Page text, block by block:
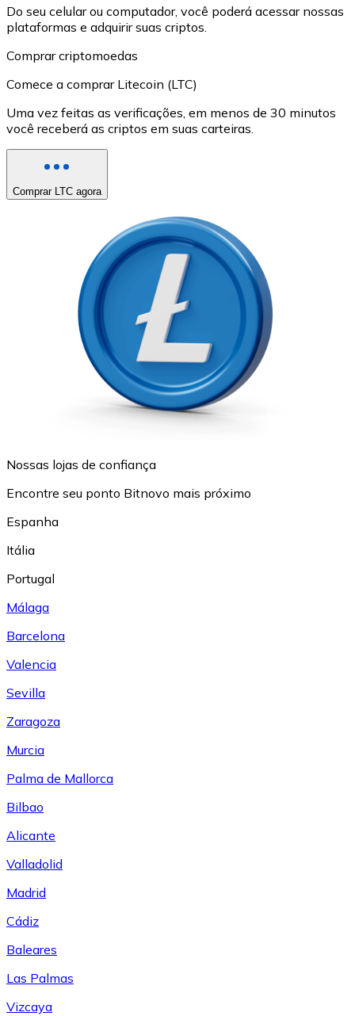
Do seu celular ou computador, você poderá acessar nossas
plataformas e adquirir suas criptos.
Comprar criptomoedas
Comece a comprar Litecoin (LTC)
Uma vez feitas as verificações, em menos de 30 minutos
você receberá as criptos em suas carteiras.
Comprar LTC agora
Nossas lojas de confiança
Encontre seu ponto Bitnovo mais próximo
Espanha
Itália
Portugal
Málaga
Barcelona
Valencia
Sevilla
Zaragoza
Murcia
Palma de Mallorca
Bilbao
Alicante
Valladolid
Madrid
Cádiz
Baleares
Las Palmas
Vizcaya